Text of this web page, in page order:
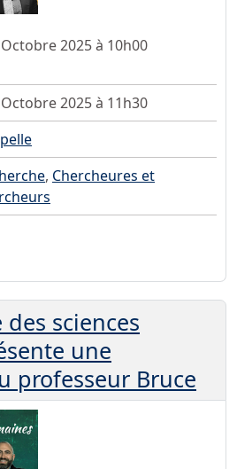
2025 à 10h00
2025 à 11h30
, Chercheures et
sciences
une
professeur Bruce